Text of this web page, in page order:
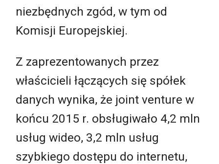
niezbędnych zgód, w tym od
Komisji Europejskiej.
Z zaprezentowanych przez
właścicieli łączących się spółek
danych wynika, że joint venture w
końcu 2015 r. obsługiwało 4,2 mln
usług wideo, 3,2 mln usług
szybkiego dostępu do internetu,